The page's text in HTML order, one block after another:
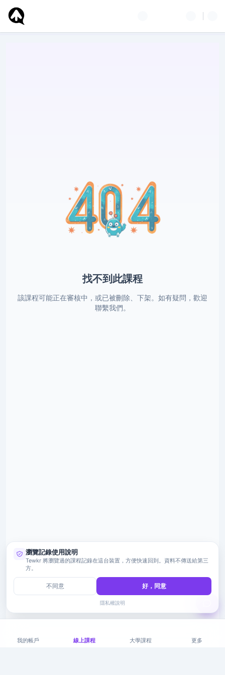
找不到此課程
該課程可能正在審核中，或已被刪除、下架。如有疑問，歡迎
聯繫我們。
我的帳戶 線上課程 大學課程 更多
瀏覽記錄使用說明
Tewkr 將瀏覽過的課程記錄在這台裝置，方便快速回到。資料不傳送給第三
方。
不同意 好，同意
隱私權說明